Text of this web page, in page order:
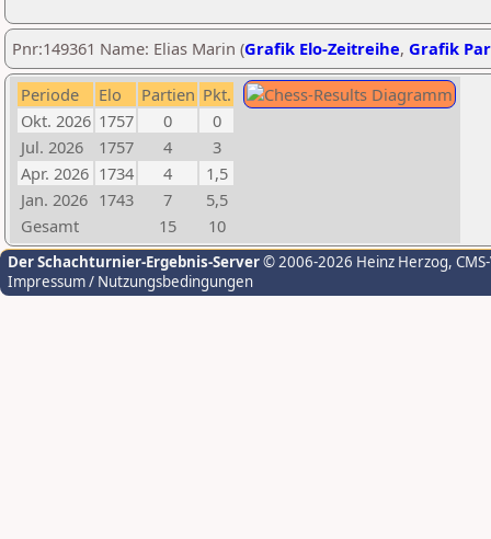
Pnr:149361 Name: Elias Marin (Grafik Elo-Zeitreihe, Grafik
Periode Elo Partien Pkt.
Okt. 2026 1757 0
0
Jul. 2026
1757 4
3
Apr. 2026 1734 4
1,5
Jan. 2026 1743 7
5,5
Gesamt
15 10
Der Schachturnier-Ergebnis-Server© 2006-2026 Heinz Herzog,
Impressum / Nutzungsbedingungen